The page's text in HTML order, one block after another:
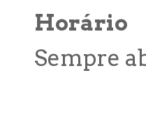
Horário
Sempre